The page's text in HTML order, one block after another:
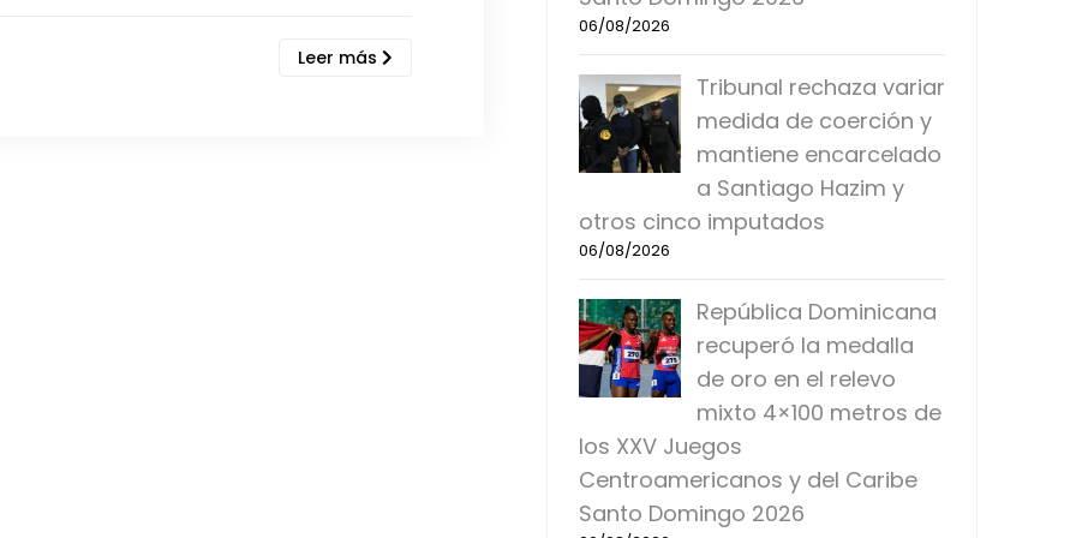
Leer más
06/08/2026
Tribunal rechaza variar
medida de coerción y
mantiene encarcelado
a Santiago Hazim y
otros cinco imputados
06/08/2026
República Dominicana
recuperó la medalla
de oro en el relevo
mixto 4×100 metros de
los XXV Juegos
Centroamericanos y del Caribe
Santo Domingo 2026